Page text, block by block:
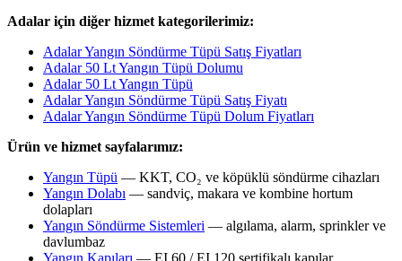
Adalar için diğer hizmet kategorilerimiz:
Adalar Yangın Söndürme Tüpü Satış Fiyatları
Adalar 50 Lt Yangın Tüpü Dolumu
Adalar 50 Lt Yangın Tüpü
Adalar Yangın Söndürme Tüpü Satış Fiyatı
Adalar Yangın Söndürme Tüpü Dolum Fiyatları
Ürün ve hizmet sayfalarımız:
Yangın Tüpü — KKT, CO₂ ve köpüklü söndürme cihazları
Yangın Dolabı — sandviç, makara ve kombine hortum
dolapları
Yangın Söndürme Sistemleri — algılama, alarm, sprinkler ve
davlumbaz